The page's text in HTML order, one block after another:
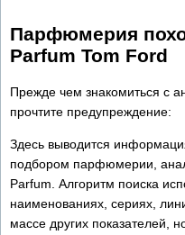
Парфюмерия
Parfum Tom Ford
Прежде чем знакомиться с
прочтите предупреждение:
Здесь выводится
подбором парфюмерии,
Parfum. Алгоритм поиска
наименованиях, сериях,
массе других показателей,